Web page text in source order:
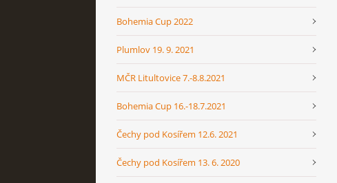
Bohemia Cup 2022
Plumlov 19. 9. 2021
MČR Litultovice 7.-8.8.2021
Bohemia Cup 16.-18.7.2021
Čechy pod Kosířem 12.6. 2021
Čechy pod Kosířem 13. 6. 2020